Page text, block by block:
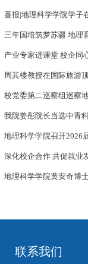
喜报|地理科学学院学子
三年国培筑梦苏疆 地理
产业专家进课堂 校企
周其楼教授在国际旅游
校党委第二巡察组巡察
我院姜彤院长当选中青
地理科学学院召开2026
深化校企合作 共促就
地理科学学院黄安奇博
联系我们